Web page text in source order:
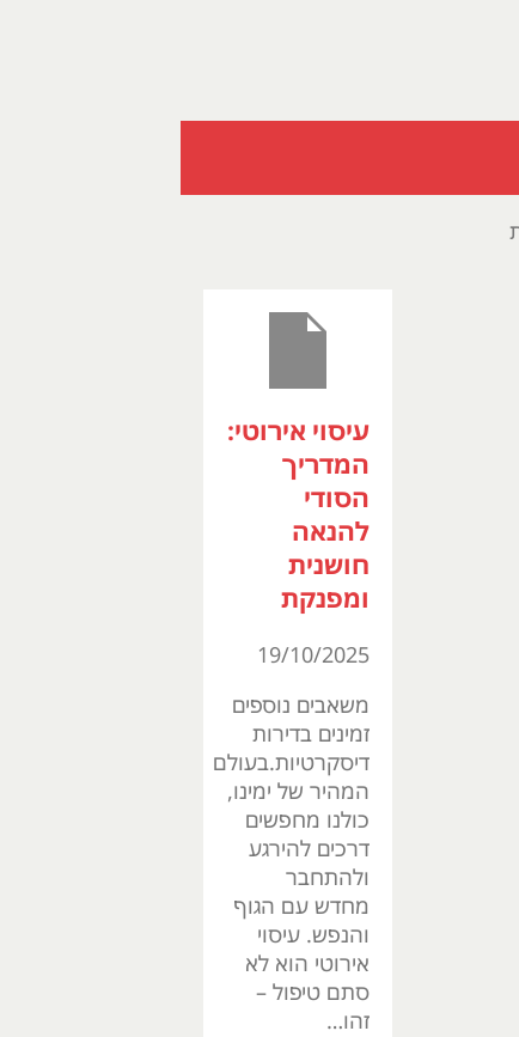
עיסוי אירוטי:
המדריך
הסודי
להנאה
חושנית
ומפנקת
19/10/2025
משאבים נוספים
זמינים בדירות
דיסקרטיות.בעולם
המהיר של ימינו,
כולנו מחפשים
דרכים להירגע
ולהתחבר
מחדש עם הגוף
והנפש. עיסוי
אירוטי הוא לא
סתם טיפול –
זהו…